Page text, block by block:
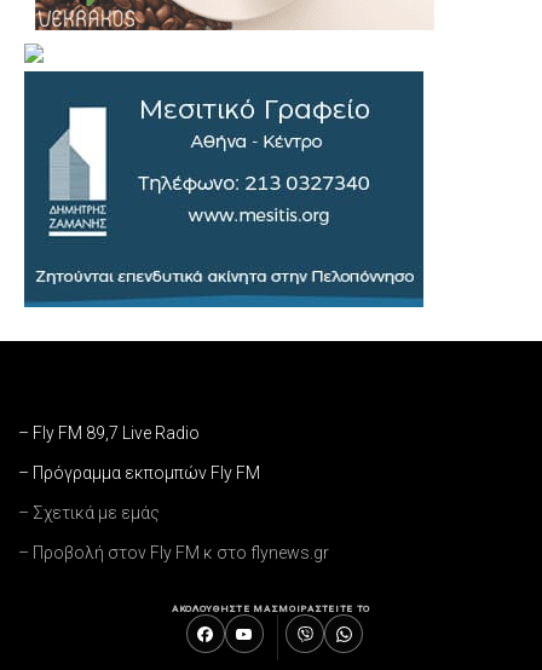
– Fly FM 89,7 Live Radio
– Πρόγραμμα εκπομπών Fly FM
– Σχετικά με εμάς
– Προβολή στον Fly FM κ στο flynews.gr
ΑΚΟΛΟΥΘΗΣΤΕ ΜΑΣΜΟΙΡΑΣΤΕΙΤΕ ΤΟ